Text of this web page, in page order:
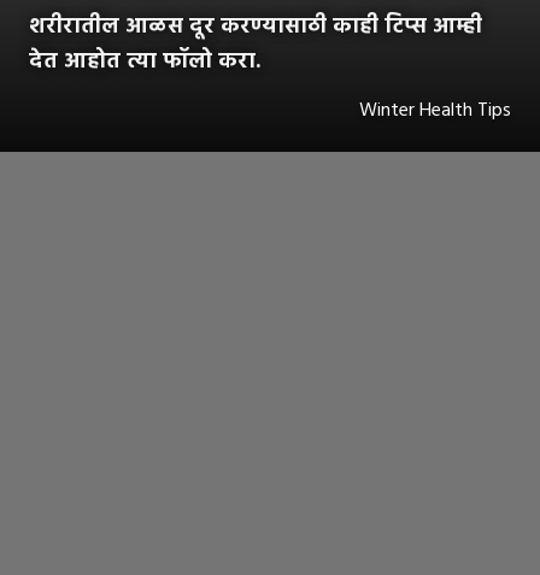
शरीरातील आळस दूर करण्यासाठी काही टिप्स आम्ही
देत आहोत त्या फॉलो करा.
Winter Health Tips